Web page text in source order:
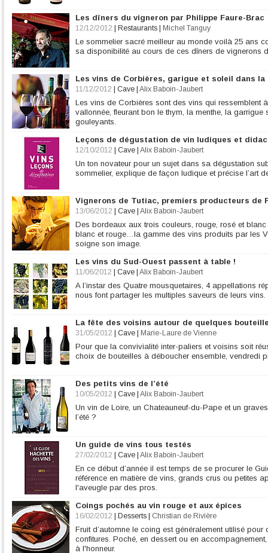
Les dîners du vigneron par Philippe Faure-Brac
12/12/2012 Restaurants Michel Tanguy
Le sommelier sacré meilleur au monde voilà 25 ans
sa disponibilité au cours de ces dîners de vignerons
Les vins de Corbières, garigue et soleil dans la
11/12/2012 Cave Alix Baboin-Jaubert
Les vins de Corbières sont des vins qui ressemblent
vallonnée, fleurant bon le thym, la menthe, la
gouleyants.
Leçons de dégustation de vin ludiques et
12/10/2012 Cave Alix Baboin-Jaubert
Un ton novateur pour un sujet dans sa dégustation
sommelier, explique de façon ludique et précise l’art
Vignerons de Tutiac, premiers producteurs de
13/06/2012 Cave Alix Baboin-Jaubert
Des bordeaux aux trois couleurs, rouge, rosé et
blanc et rouge…la gamme des vins produits par les
soigne son image.
Les vins du Sud-Ouest passent à table !
11/06/2012 Cave Alix Baboin-Jaubert
A l’instar des Quatre mousquetaires, 4 appellations
nous font partager les multiples saveurs de leurs vins.
La fête des voisins autour de quelques
31/05/2012 Cave Marie-Laure de Vienne
Pour que la convivialité inter-paliers et voisins soit
choix de bouteilles à déboucher ensemble, vendredi
Des petits vins de l’été
10/05/2012 Cave Alix Baboin-Jaubert
Un vin de Loire, un Chateauneuf-du-Pape et un
l’été ?
Un guide de vins tous testés
27/02/2012 Cave Alix Baboin-Jaubert
En ce début d’année il est temps de se procurer le
référence en matière de vins, grands crus ou petites
l'aveugle par des pros.
Coings pochés au vin rouge et aux épices
16/02/2012 Desserts Christian de Rivière
Fruit d’automne le coing est généralement utilisé
confitures. Poché, en dessert ou en
à l'honneur.